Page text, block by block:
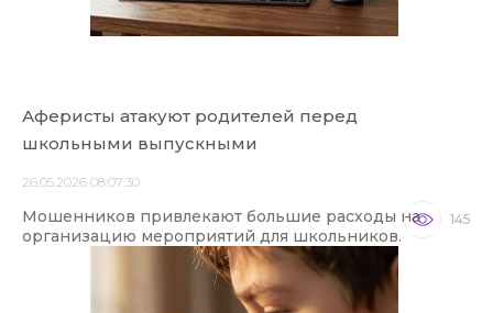
Аферисты атакуют родителей перед
школьными выпускными
26.05.2026 08:07:30
Мошенников привлекают большие расходы на
организацию мероприятий для школьников.
145